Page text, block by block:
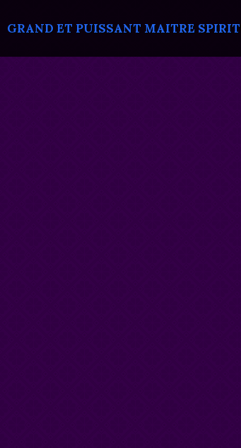
GRAND ET PUISSANT MAITRE